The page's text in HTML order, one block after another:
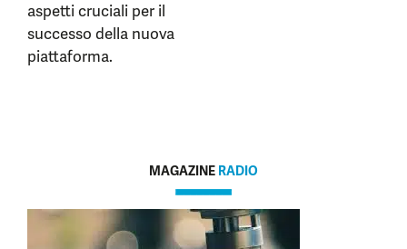
aspetti cruciali per il
successo della nuova
piattaforma.
MAGAZINE RADIO